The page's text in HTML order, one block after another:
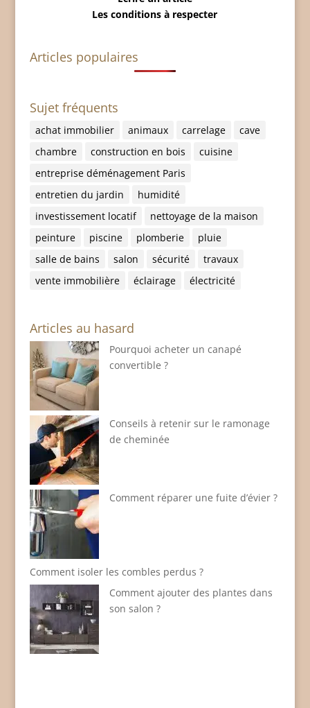
Les conditions à respecter
Articles populaires
Sujet fréquents
achat immobilier animaux carrelage
cave
chambre
construction en bois
cuisine
entreprise déménagement Paris
entretien du jardin
humidité
investissement locatif
nettoyage de la maison
peinture
piscine plomberie
pluie
salle de bains
salon sécurité
travaux
vente immobilière
éclairage électricité
Articles au hasard
Pourquoi acheter un canapé
convertible ?
Conseils à retenir sur le ramonage
de cheminée
Comment réparer une fuite d’évier ?
Comment isoler les combles perdus ?
Comment ajouter des plantes dans
son salon ?